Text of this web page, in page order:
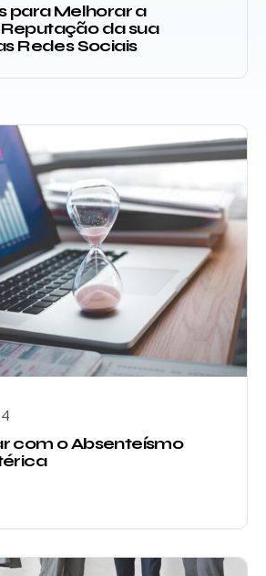
para Melhorar a
da sua
Redes Sociais
com o Absenteísmo